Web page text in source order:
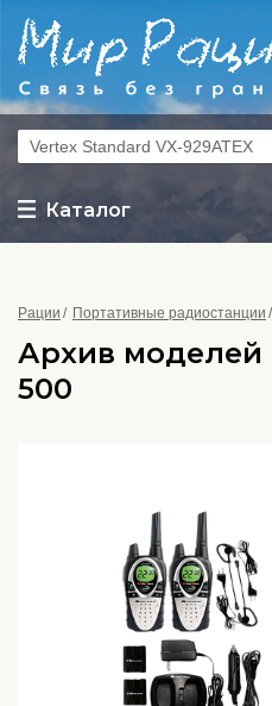
Каталог
Рации Портативные радиостанции
Архив моделей
500